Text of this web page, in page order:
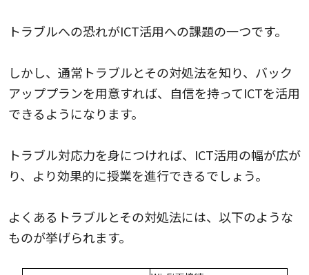
トラブルへの恐れがICT活用への課題の一つです。
しかし、通常トラブルとその対処法を知り、バック
アッププランを用意すれば、自信を持ってICTを活用
できるようになります。
トラブル対応力を身につければ、ICT活用の幅が広が
り、より効果的に授業を進行できるでしょう。
よくあるトラブルとその対処法には、以下のような
ものが挙げられます。